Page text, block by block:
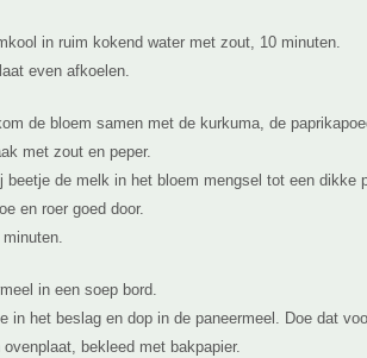
in ruim kokend water met zout, 10 minuten.
even afkoelen.
de bloem samen met de kurkuma, de
met zout en peper.
beetje de melk in het bloem mengsel tot een dikke
en roer goed door.
in een soep bord.
in het beslag en dop in de paneermeel. Doe dat
bekleed met bakpapier.